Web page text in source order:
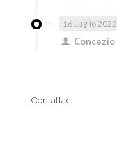
16 Luglio 2022
Concezio
Contattaci